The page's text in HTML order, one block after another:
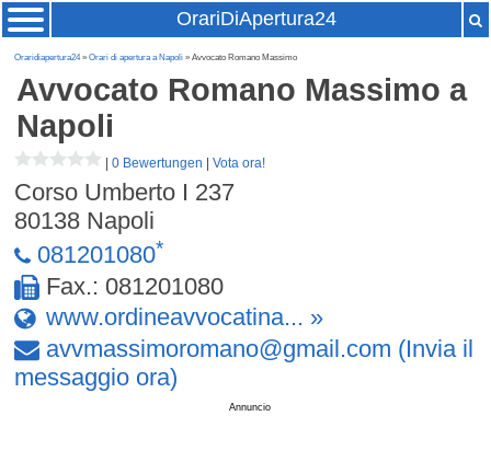
OrariDiApertura24
Oraridiapertura24»Orari di apertura a Napoli » Avvocato Romano Massimo
Avvocato Romano Massimo a
Napoli
|0 Bewertungen |Vota ora!
Corso Umberto I 237
80138 Napoli
081201080*
Fax.: 081201080
www.ordineavvocatina... »
avvmassimoromano@gmail.com (Invia il
messaggio ora)
Annuncio